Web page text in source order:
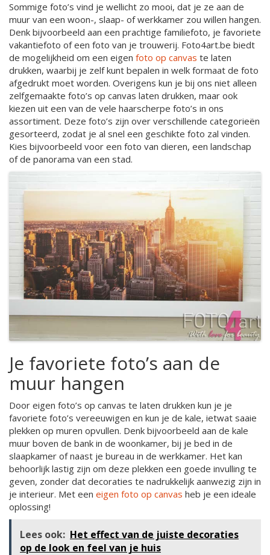
Sommige foto’s vind je wellicht zo mooi, dat je ze aan de
muur van een woon-, slaap- of werkkamer zou willen hangen.
Denk bijvoorbeeld aan een prachtige familiefoto, je favoriete
vakantiefoto of een foto van je trouwerij. Foto4art.be biedt
de mogelijkheid om een eigen foto op canvas te laten
drukken, waarbij je zelf kunt bepalen in welk formaat de foto
afgedrukt moet worden. Overigens kun je bij ons niet alleen
zelfgemaakte foto’s op canvas laten drukken, maar ook
kiezen uit een van de vele haarscherpe foto’s in ons
assortiment. Deze foto’s zijn over verschillende categorieën
gesorteerd, zodat je al snel een geschikte foto zal vinden.
Kies bijvoorbeeld voor een foto van dieren, een landschap
of de panorama van een stad.
Je favoriete foto’s aan de
muur hangen
Door eigen foto’s op canvas te laten drukken kun je je
favoriete foto’s vereeuwigen en kun je de kale, ietwat saaie
plekken op muren opvullen. Denk bijvoorbeeld aan de kale
muur boven de bank in de woonkamer, bij je bed in de
slaapkamer of naast je bureau in de werkkamer. Het kan
behoorlijk lastig zijn om deze plekken een goede invulling te
geven, zonder dat decoraties te nadrukkelijk aanwezig zijn in
je interieur. Met een eigen foto op canvas heb je een ideale
oplossing!
Lees ook: Het effect van de juiste decoraties
op de look en feel van je huis